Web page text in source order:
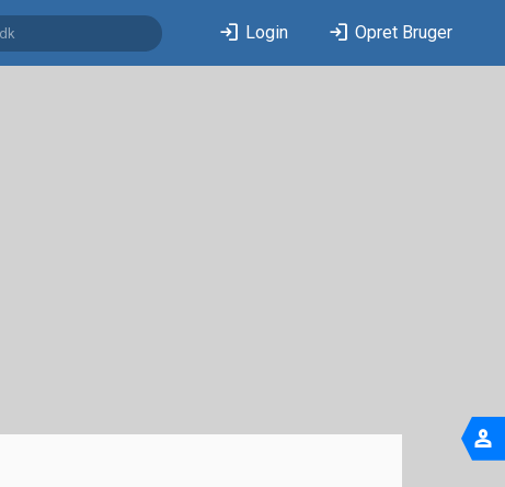
login Login login Opret Bruger
person